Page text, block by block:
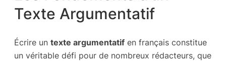
Texte Argumentatif
Écrire un texte argumentatif en français constitue
un véritable défi pour de nombreux rédacteurs, que